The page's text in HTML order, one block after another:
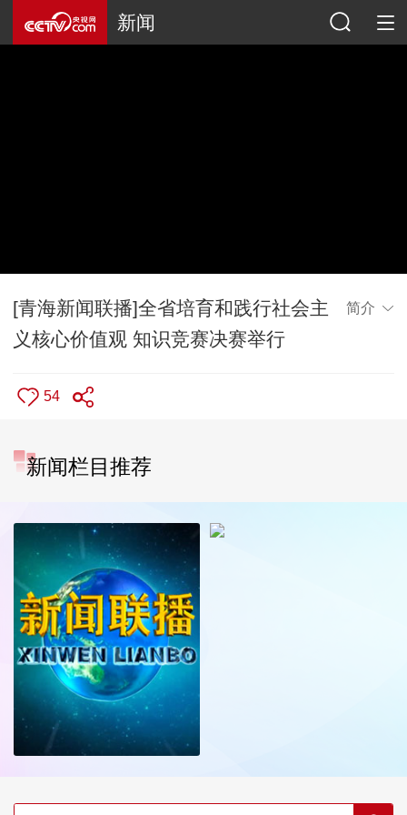
新闻
[青海新闻联播]全省培育和践行社会主
义核心价值观 知识竞赛决赛举行
简介
54
新闻栏目推荐